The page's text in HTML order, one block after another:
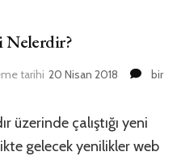
Nelerdir?
tarihi 20 Nisan 2018
Apple
bir
üzerinde çalıştığı yeni
gelecek yenilikler web